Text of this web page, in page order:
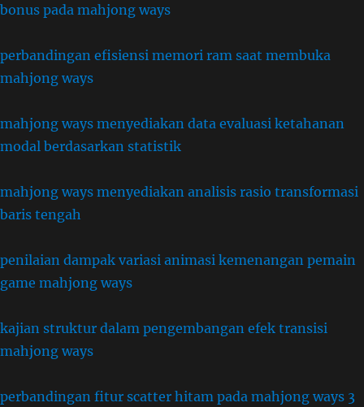
bonus pada mahjong ways
perbandingan efisiensi memori ram saat membuka
mahjong ways
mahjong ways menyediakan data evaluasi ketahanan
modal berdasarkan statistik
mahjong ways menyediakan analisis rasio transformasi
baris tengah
penilaian dampak variasi animasi kemenangan pemain
game mahjong ways
kajian struktur dalam pengembangan efek transisi
mahjong ways
perbandingan fitur scatter hitam pada mahjong ways 3